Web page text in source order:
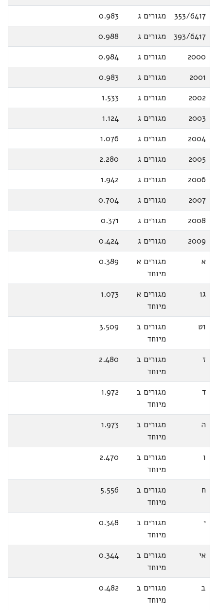
353/6417
מגורים ג
0.983
393/6417
מגורים ג
0.988
2000
מגורים ג
0.984
2001
מגורים ג
0.983
2002
מגורים ג
1.533
2003
מגורים ג
1.124
2004
מגורים ג
1.076
2005
מגורים ג
2.280
2006
מגורים ג
1.942
2007
מגורים ג
0.704
2008
מגורים ג
0.371
2009
מגורים ג
0.424
א
מגורים א
מיוחד
0.389
ג1
מגורים א
מיוחד
1.073
1ט
מגורים ב
מיוחד
3.509
ז
מגורים ב
מיוחד
2.480
ד
מגורים ב
מיוחד
1.972
ה
מגורים ב
מיוחד
1.973
ו
מגורים ב
מיוחד
2.470
ח
מגורים ב
מיוחד
5.556
י
מגורים ב
מיוחד
0.348
אי
מגורים ב
מיוחד
0.344
ב
מגורים ב
מיוחד
0.482